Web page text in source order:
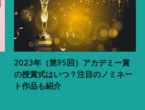
2023年（第95回）アカデミー賞
の授賞式はいつ？注目のノミネー
ト作品も紹介